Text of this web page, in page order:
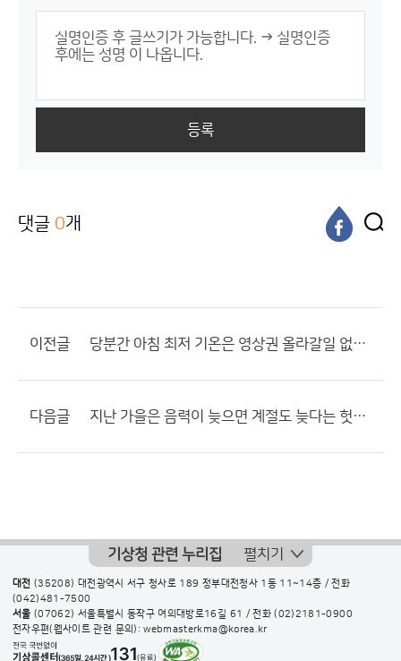
등록
댓글 0개
이전글 당분간 아침 최저 기온은 영상권 올라갈일 없겠네요?
다음글 지난 가을은 음력이 늦으면 계절도 늦다는 헛소리를 반박할 수 있는 좋은 사례입니다.
기상청 관련 누리집 펼치기
대전 (35208) 대전광역시 서구 청사로 189 정부대전청사 1동 11~14층 / 전화
(042)481-7500
서울 (07062) 서울특별시 동작구 여의대방로16길 61 / 전화(02)2181-0900
전자우편(웹사이트 관련 문의): webmasterkma@korea.kr